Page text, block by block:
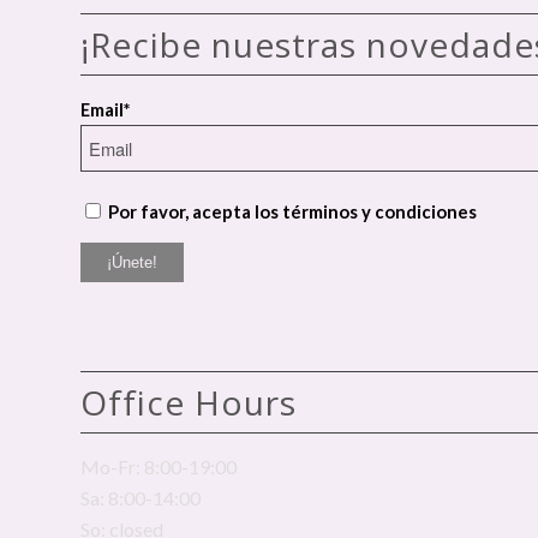
¡Recibe nuestras
Email*
Por favor, acepta los términos y condiciones
Office Hours
Mo-Fr: 8:00-19:00
Sa: 8:00-14:00
So: closed